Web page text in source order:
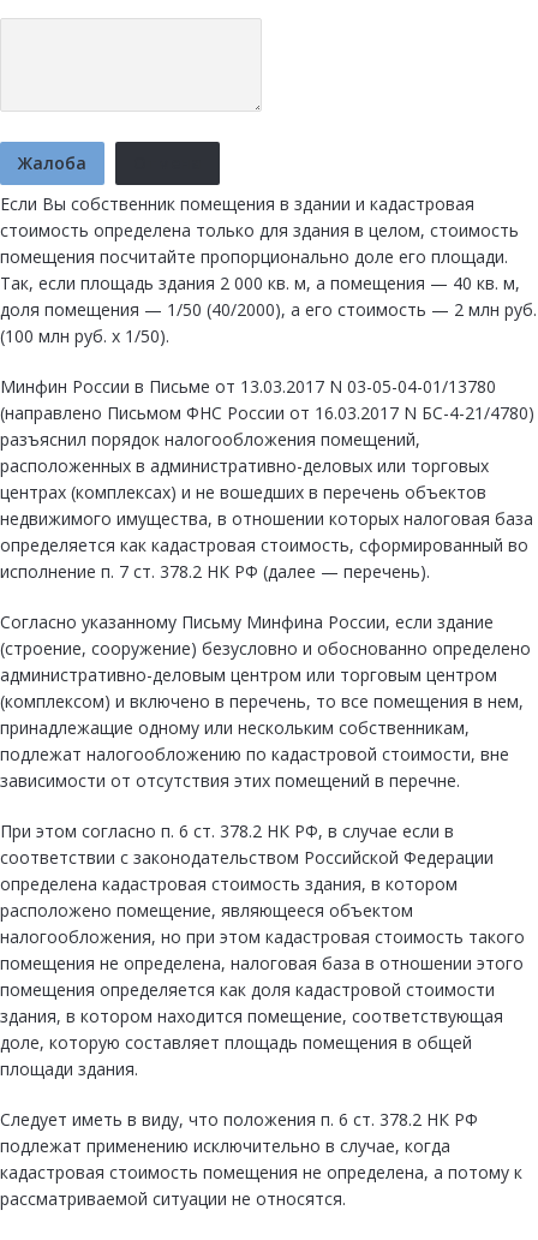
Жалоба
Если Вы собственник помещения в здании и кадастровая
стоимость определена только для здания в целом, стоимость
помещения посчитайте пропорционально доле его площади.
Так, если площадь здания 2 000 кв. м, а помещения — 40 кв. м,
доля помещения — 1/50 (40/2000), а его стоимость — 2 млн руб.
(100 млн руб. x 1/50).
Минфин России в Письме от 13.03.2017 N 03-05-04-01/13780
(направлено Письмом ФНС России от 16.03.2017 N БС-4-21/4780)
разъяснил порядок налогообложения помещений,
расположенных в административно-деловых или торговых
центрах (комплексах) и не вошедших в перечень объектов
недвижимого имущества, в отношении которых налоговая база
определяется как кадастровая стоимость, сформированный во
исполнение п. 7 ст. 378.2 НК РФ (далее — перечень).
Согласно указанному Письму Минфина России, если здание
(строение, сооружение) безусловно и обоснованно определено
административно-деловым центром или торговым центром
(комплексом) и включено в перечень, то все помещения в нем,
принадлежащие одному или нескольким собственникам,
подлежат налогообложению по кадастровой стоимости, вне
зависимости от отсутствия этих помещений в перечне.
При этом согласно п. 6 ст. 378.2 НК РФ, в случае если в
соответствии с законодательством Российской Федерации
определена кадастровая стоимость здания, в котором
расположено помещение, являющееся объектом
налогообложения, но при этом кадастровая стоимость такого
помещения не определена, налоговая база в отношении этого
помещения определяется как доля кадастровой стоимости
здания, в котором находится помещение, соответствующая
доле, которую составляет площадь помещения в общей
площади здания.
Следует иметь в виду, что положения п. 6 ст. 378.2 НК РФ
подлежат применению исключительно в случае, когда
кадастровая стоимость помещения не определена, а потому к
рассматриваемой ситуации не относятся.